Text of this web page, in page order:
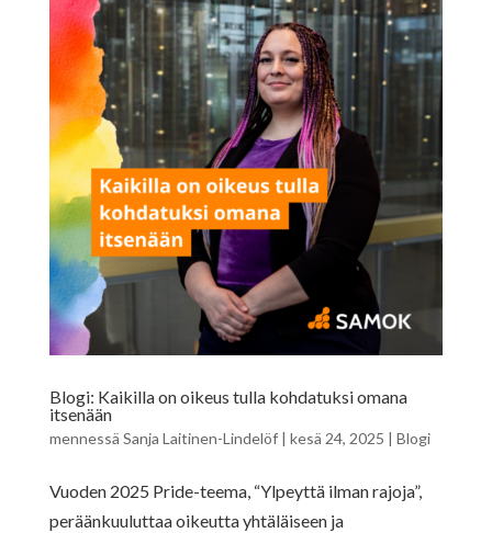
Blogi: Kaikilla on oikeus tulla kohdatuksi omana
itsenään
mennessä Sanja Laitinen-Lindelöf| kesä 24, 2025 | Blogi
Vuoden 2025 Pride-teema, “Ylpeyttä ilman rajoja”,
peräänkuuluttaa oikeutta yhtäläiseen ja